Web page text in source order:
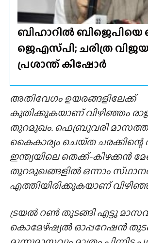
ബിഹാറിൽ ബിജെപിയെ
ജെഎസ്‌പി; ചരിത്ര
പ്രശാന്ത് കിഷോർ
അതിവേഗം ഉയരങ്ങളിലേക്ക്
കുതിക്കുകയാണ് വിഴിഞ്ഞം
തുറമുഖം. ഫെബ്രുവരി
കൈകാര്യം ചെയ്‌ത
ഇന്ത്യയിലെ തെക്ക്-കിഴക്കൻ
തുറമുഖങ്ങളിൽ ഒന്നാം
എത്തിയിരിക്കുകയാണ്
ട്രയൽ റൺ തുടങ്ങി എട്ടു
കൊമേഴ്ഷ്യൽ ഓപ്പറേഷൻ